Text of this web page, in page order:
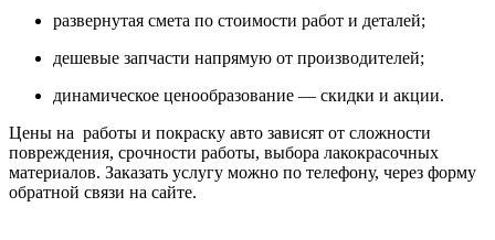
развернутая смета по стоимости работ и деталей;
дешевые запчасти напрямую от производителей;
динамическое ценообразование — скидки и акции.
Цены на работы и покраску авто зависят от сложности
повреждения, срочности работы, выбора лакокрасочных
материалов. Заказать услугу можно по телефону, через форму
обратной связи на сайте.